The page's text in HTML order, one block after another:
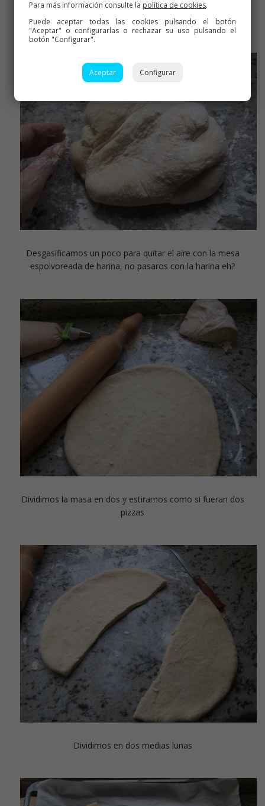
Ya levada
Desgasificamos un poco para quitar el aire con la mesa
espolvoreada de harina, no pasaros con la harina eh?
Dividimos la masa en dos y estiramos como si fueran dos
pizzas
Dividimos en dos medias lunas
Para más información consulte la política de cookies.
Puede aceptar todas las cookies pulsando el botón
"Aceptar" o configurarlas o rechazar su uso pulsando el
botón "Configurar".
Aceptar Configurar